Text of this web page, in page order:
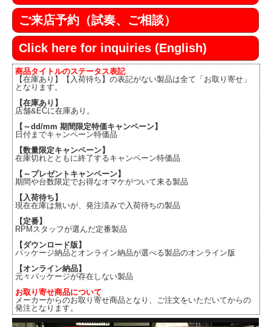
ご来店予約（試奏、ご相談）
Click here for inquiries (English)
商品タイトルのステータス表記
【在庫あり】【入荷待ち】の表記がない製品は全て「お取り寄せ」
となります。
【在庫あり】
店舗&ECに在庫あり。
【～dd/mm 期間限定特価キャンペーン】
日付までキャンペーン特価品
【数量限定キャンペーン】
在庫切れとともに終了するキャンペーン特価品
【～プレゼントキャンペーン】
期間や台数限定でお得なオマケがついて来る製品
【入荷待ち】
現在在庫は無いが、発注済みで入荷待ちの製品
【定番】
RPMスタッフが選んだ定番製品
【ダウンロード版】
パッケージ納品とオンライン納品が選べる製品のオンライン版
【オンライン納品】
元々パッケージが存在しない製品
お取り寄せ商品について
メーカーからのお取り寄せ商品となり、ご注文をいただいてからの
発注となります。